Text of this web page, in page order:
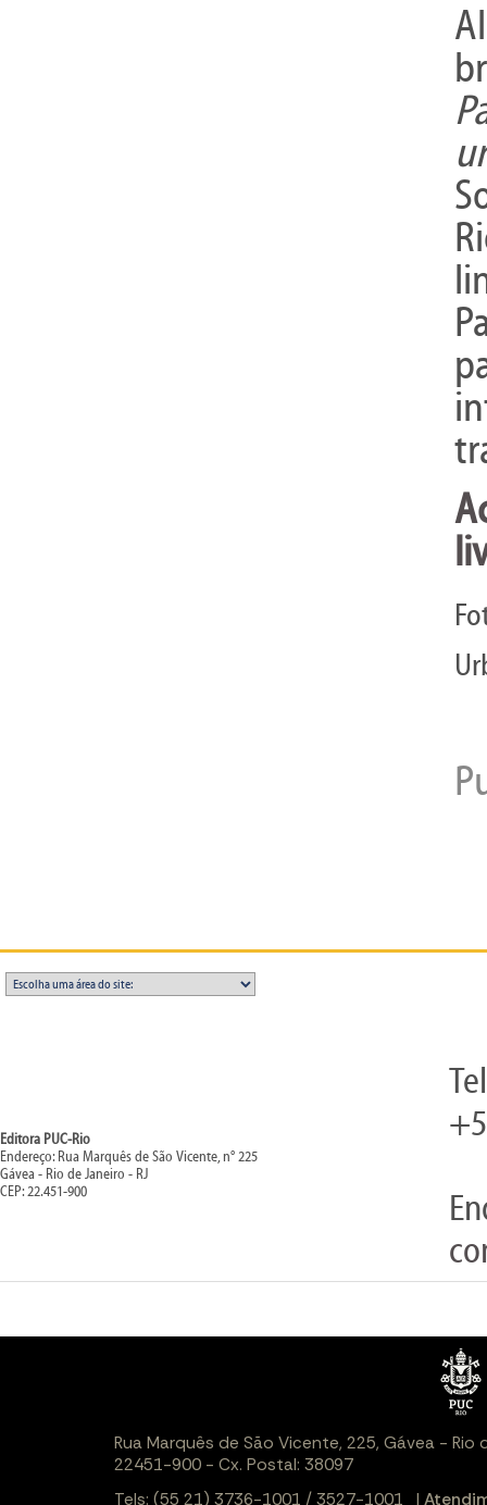
Editora PUC-Rio
Endereço: Rua Marquês de São Vicente, n° 225
Gávea - Rio de Janeiro - RJ
CEP: 22.451-900